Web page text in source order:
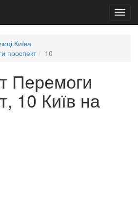
Київа
проспект
10
Перемоги
10 Київ на